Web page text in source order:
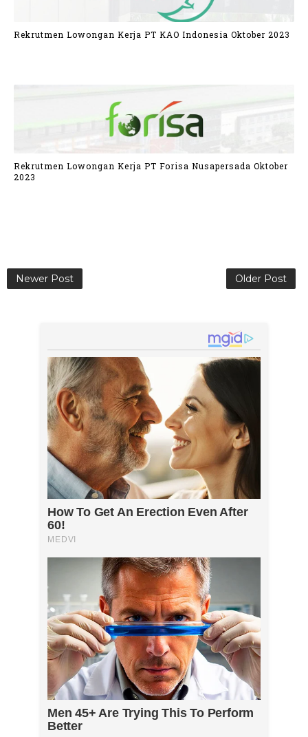
Rekrutmen Lowongan Kerja PT KAO Indonesia Oktober 2023
Rekrutmen Lowongan Kerja PT Forisa Nusapersada Oktober
2023
Newer Post Older Post